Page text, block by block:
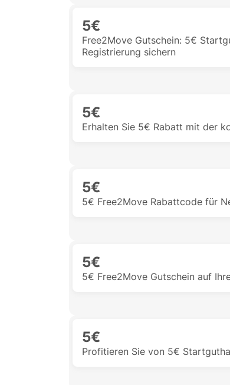
5€
Free2Move Gutschein: 5€
Registrierung sichern
5€
Erhalten Sie 5€ Rabatt mit der
5€
5€ Free2Move Rabattcode für
5€
5€ Free2Move Gutschein auf
5€
Profitieren Sie von 5€